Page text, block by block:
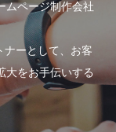
ムページ制作会社
ナーとして、お客
大をお手伝いする